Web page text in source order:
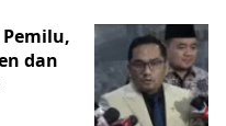
Pemilu,
dan